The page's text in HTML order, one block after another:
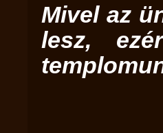
Mivel az
lesz,